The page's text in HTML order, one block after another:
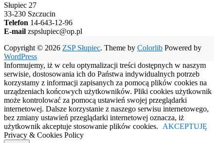
Słupiec 27
33-230 Szczucin
Telefon 14-643-12-96
E-mail zspslupiec@op.pl
Copyright © 2026 ZSP Słupiec. Theme by Colorlib Powered by
WordPress
Informujemy, iż w celu optymalizacji treści dostępnych w naszym
serwisie, dostosowania ich do Państwa indywidualnych potrzeb
korzystamy z informacji zapisanych za pomocą plików cookies na
urządzeniach końcowych użytkowników. Pliki cookies użytkownik
może kontrolować za pomocą ustawień swojej przeglądarki
internetowej. Dalsze korzystanie z naszego serwisu internetowego,
bez zmiany ustawień przeglądarki internetowej oznacza, iż
użytkownik akceptuje stosowanie plików cookies.
AKCEPTUJĘ
Privacy & Cookies Policy